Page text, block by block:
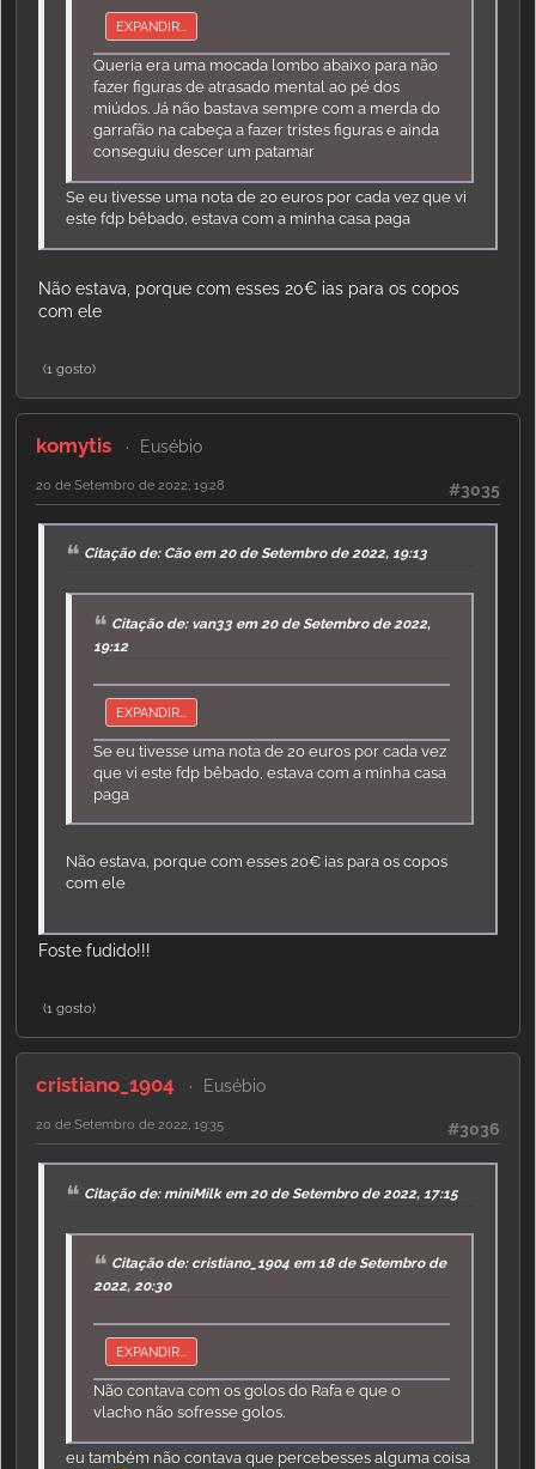
EXPANDIR...
Queria era uma mocada lombo abaixo para não
fazer figuras de atrasado mental ao pé dos
miúdos. Já não bastava sempre com a merda do
garrafão na cabeça a fazer tristes figuras e ainda
conseguiu descer um patamar
Se eu tivesse uma nota de 20 euros por cada vez que vi
este fdp bêbado, estava com a minha casa paga
Não estava, porque com esses 20€ ias para os copos
com ele
(1 gosto)
komytis Eusébio
#3035
20 de Setembro de 2022, 19:28
Citação de: Cão em 20 de Setembro de 2022, 19:13
Citação de: van33 em 20 de Setembro de 2022,
19:12
EXPANDIR...
Se eu tivesse uma nota de 20 euros por cada vez
que vi este fdp bêbado, estava com a minha casa
paga
Não estava, porque com esses 20€ ias para os copos
com ele
Foste fudido!!!
(1 gosto)
cristiano_1904 Eusébio
#3036
20 de Setembro de 2022, 19:35
Citação de: miniMilk em 20 de Setembro de 2022, 17:15
Citação de: cristiano_1904 em 18 de Setembro de
2022, 20:30
EXPANDIR...
Não contava com os golos do Rafa e que o
vlacho não sofresse golos.
eu também não contava que percebesses alguma coisa